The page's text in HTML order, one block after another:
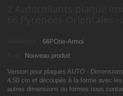
66POrie-Armoi
Nouveau produit
Version pour plaques AUTO -
4,50 cm et découpés à la forme avec
autres dimensions ou formes nous